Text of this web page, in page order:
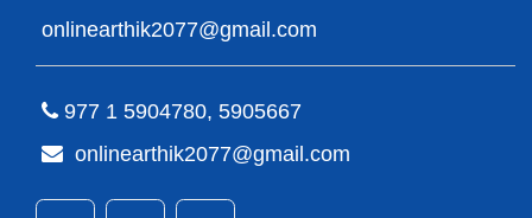
onlinearthik2077@gmail.com
977 1 5904780, 5905667
onlinearthik2077@gmail.com